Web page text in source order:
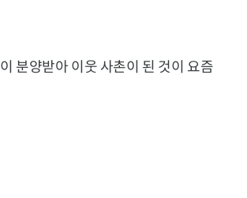
분양받아 이웃 사촌이 된 것이 요즘